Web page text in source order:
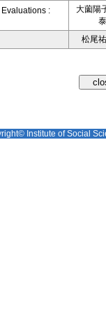
Evaluations :
大薗陽
泰
松尾
Institute of Social